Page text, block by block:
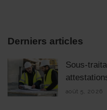
Derniers articles
Sous-
août 5, 2026